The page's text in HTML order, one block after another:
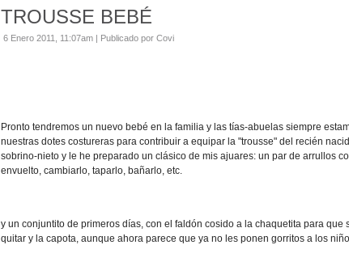
TROUSSE BEBÉ
6 Enero 2011, 11:07am | Publicado por Covi
Pronto tendremos un nuevo bebé en la familia y las tías-abuelas siempre
nuestras dotes costureras para contribuir a equipar la "trousse" del recién
sobrino-nieto y le he preparado un clásico de mis ajuares: un par de arrullos
envuelto, cambiarlo, taparlo, bañarlo, etc.
y un conjuntito de primeros días, con el faldón cosido a la chaquetita para que
quitar y la capota, aunque ahora parece que ya no les ponen gorritos a los